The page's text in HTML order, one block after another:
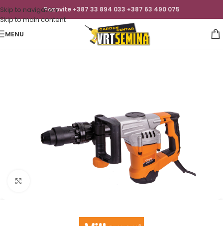
Skip to navigation
Skip to main content
Pozovite +387 33 894 033 +387 63 490 075
MENU